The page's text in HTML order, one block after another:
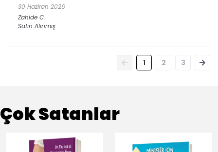
30 Haziran 2026
Zahide C.
Satın Alınmış
1 2 3
Çok Satanlar